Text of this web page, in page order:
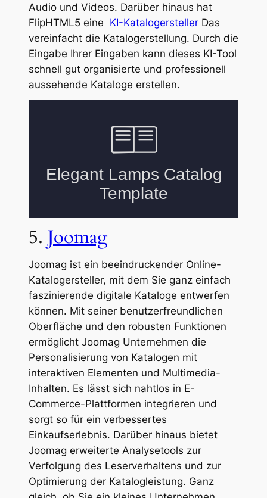
Audio und Videos. Darüber hinaus hat
FlipHTML5 eine KI-KatalogerstellerDas
vereinfacht die Katalogerstellung. Durch die
Eingabe Ihrer Eingaben kann dieses KI-Tool
schnell gut organisierte und professionell
aussehende Kataloge erstellen.
5. Joomag
Joomag ist ein beeindruckender Online-
Katalogersteller, mit dem Sie ganz einfach
faszinierende digitale Kataloge entwerfen
können. Mit seiner benutzerfreundlichen
Oberfläche und den robusten Funktionen
ermöglicht Joomag Unternehmen die
Personalisierung von Katalogen mit
interaktiven Elementen und Multimedia-
Inhalten. Es lässt sich nahtlos in E-
Commerce-Plattformen integrieren und
sorgt so für ein verbessertes
Einkaufserlebnis. Darüber hinaus bietet
Joomag erweiterte Analysetools zur
Verfolgung des Leserverhaltens und zur
Optimierung der Katalogleistung. Ganz